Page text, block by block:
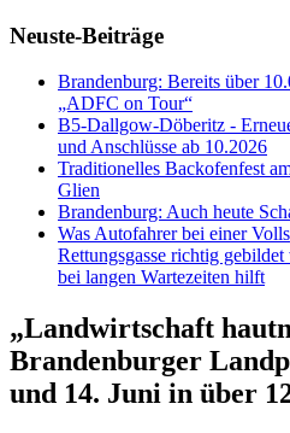
Neuste-Beiträge
Brandenburg: Bereits über
„ADFC on Tour“
B5-Dallgow-Döberitz -
und Anschlüsse ab 10.2026
Traditionelles Backofenfest
Glien
Brandenburg: Auch heute
Was Autofahrer bei einer
Rettungsgasse richtig
bei langen Wartezeiten hilft
„Landwirtschaft
Brandenburger
und 14. Juni in über